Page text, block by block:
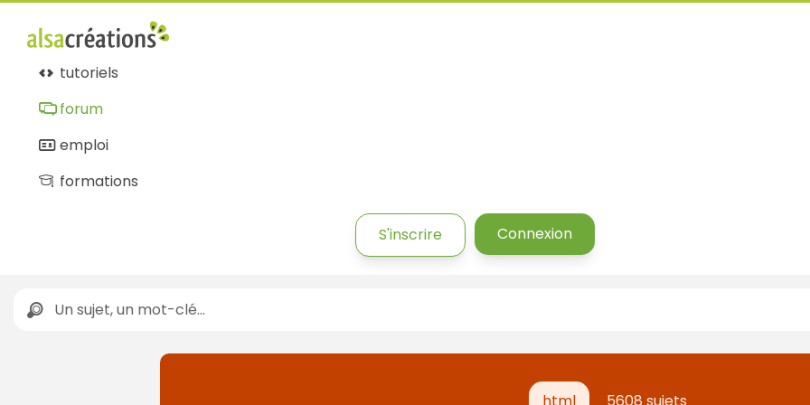
tutoriels
forum
emploi
formations
S'inscrire Connexion